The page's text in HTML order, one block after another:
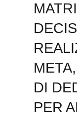
DI
PER